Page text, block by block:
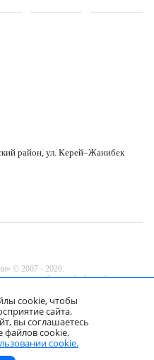
Запросить КП
район, ул. Керей–Жанибек
© 2007 - 2026.
публичной офертой.
dev
cookie, чтобы
сайта.
вы соглашаетесь
файлов cookie.
cookie.